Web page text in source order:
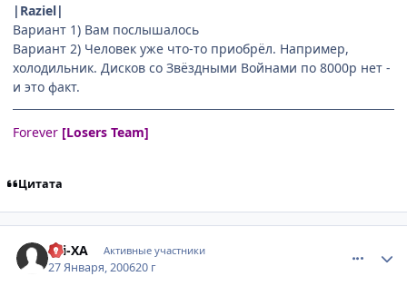
|Raziel|
Вариант 1) Вам послышалось
Вариант 2) Человек уже что-то приобрёл. Например,
холодильник. Дисков со Звёздными Войнами по 8000р нет -
и это факт.
Forever [Losers Team]
Цитата
Gri-XA Активные участники
27 Января, 200620 г